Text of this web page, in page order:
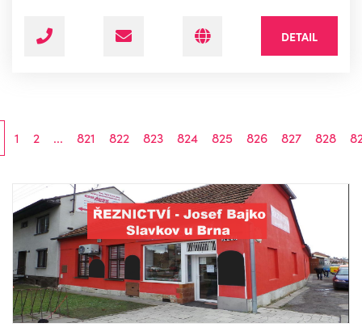
DETAIL
1 2 ... 821 822 823 824 825 826 827 828